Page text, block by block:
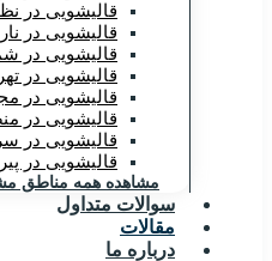
قالیشویی در
قالیشویی در
قالیشویی در
قالیشویی در
قالیشویی در
قالیشویی در
قالیشویی در
قالیشویی در
مشاهده همه مناطق
سوالات متداول
مقالات
درباره ما